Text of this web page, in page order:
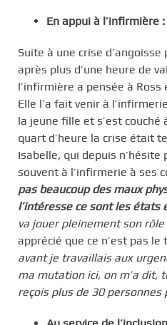
En appui à l’infirmière :
Suite à une crise
après plus d’une heure de
l’infirmière a pensée à
Elle l’a fait venir à
la jeune fille et s’est couché
quart d’heure la crise était
Isabelle, qui depuis n’hésite
souvent à l’infirmerie à ses
pas beaucoup des maux
l’intéresse ce sont les
va jouer pleinement son rôle
apprécié que ce n’est pas le
avant je travaillais aux
ma mutation ici, on m’a dit,
reçois plus de 30